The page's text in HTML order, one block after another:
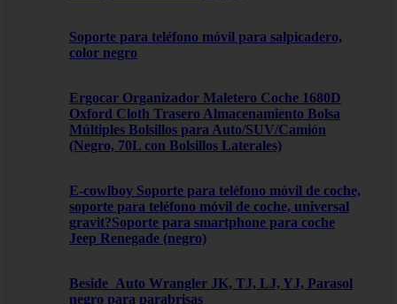
Soporte para teléfono móvil para salpicadero,
color negro
Ergocar Organizador Maletero Coche 1680D
Oxford Cloth Trasero Almacenamiento Bolsa
Múltiples Bolsillos para Auto/SUV/Camión
(Negro, 70L con Bolsillos Laterales)
E-cowlboy Soporte para teléfono móvil de coche,
soporte para teléfono móvil de coche, universal
gravit?Soporte para smartphone para coche
Jeep Renegade (negro)
Beside_Auto Wrangler JK, TJ, LJ, YJ, Parasol
negro para parabrisas